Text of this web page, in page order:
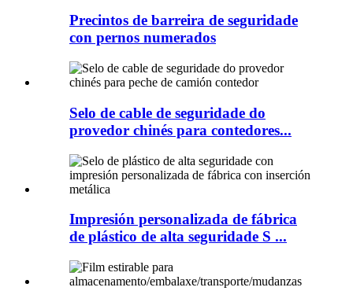
Precintos de barreira de seguridade
con pernos numerados
Selo de cable de seguridade do
provedor chinés para contedores...
Impresión personalizada de fábrica
de plástico de alta seguridade S ...